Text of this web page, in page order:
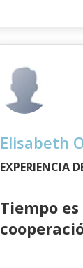
Elisabeth
EXPERIENCIA
Tiempo